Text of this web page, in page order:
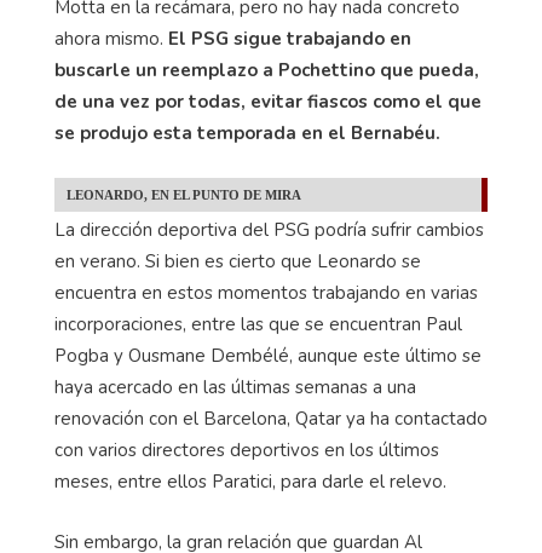
dirección deportiva del campeón de la Ligue 1 no
son muy amplias. Ha sonado Conte, el cual se habría
ofrecido hace dos semanas, también están Low y
Motta en la recámara, pero no hay nada concreto
ahora mismo.El PSG sigue trabajando en
de una vez por todas, evitar fiascos como el que
se produjo esta temporada en el Bernabéu.
LEONARDO, EN EL PUNTO DE MIRA
La dirección deportiva del PSG podría sufrir cambios
en verano. Si bien es cierto que Leonardo se
encuentra en estos momentos trabajando en varias
incorporaciones, entre las que se encuentran Paul
Pogba y Ousmane Dembélé, aunque este último se
haya acercado en las últimas semanas a una